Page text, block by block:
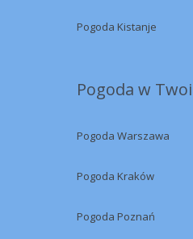
Pogoda Kistanje
Pogoda w
Pogoda Warszawa
Pogoda Kraków
Pogoda Poznań